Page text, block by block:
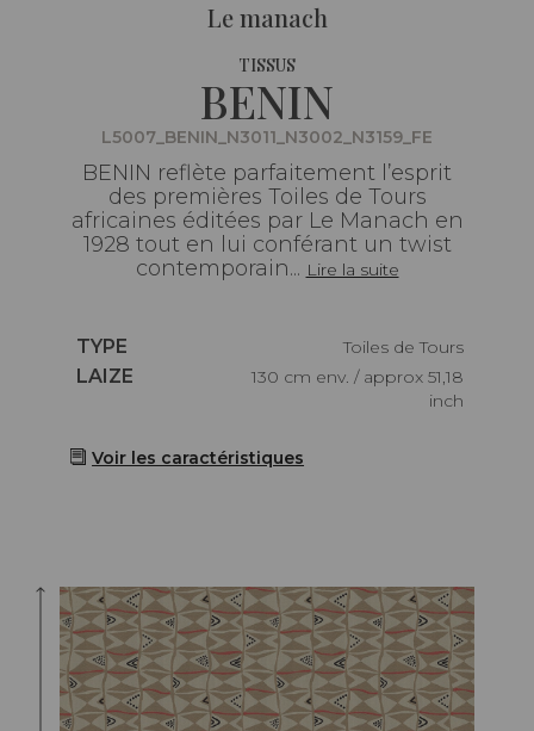
Le manach
TISSUS
BENIN
L5007_BENIN_N3011_N3002_N3159_FE
BENIN reflète parfaitement l’esprit
des premières Toiles de Tours
africaines éditées par Le Manach en
1928 tout en lui conférant un twist
contemporain... Lire la suite
Caractéristiques
TYPE
Toiles de Tours
Caractéristiques
LAIZE
130 cm env. / approx 51,18
inch
Voir les caractéristiques